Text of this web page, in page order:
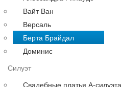
Вечерние платья
Длинные
Коктейльные
Выпускные
Вайт Ван
Версаль
Берта Брайдал
Доминис
Силуэт
Свадебные платья А-силуэта